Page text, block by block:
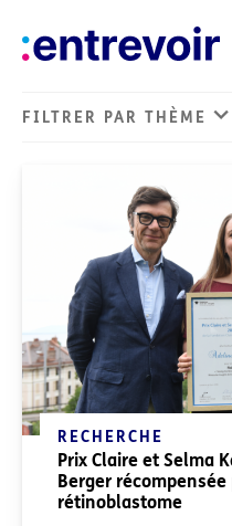
FILTRER PAR THÈME
Derniers articles
RECHERCHE
Prix Claire et Selma
Berger
rétinoblastome